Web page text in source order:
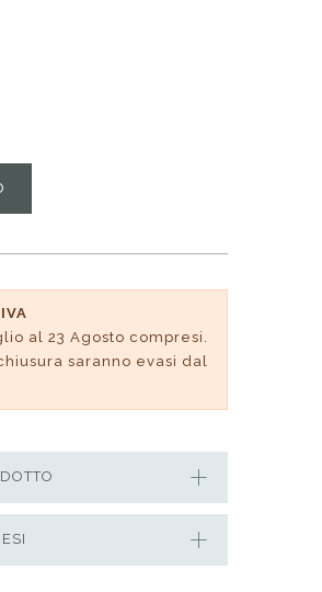
al 23 Agosto compresi.
saranno evasi dal